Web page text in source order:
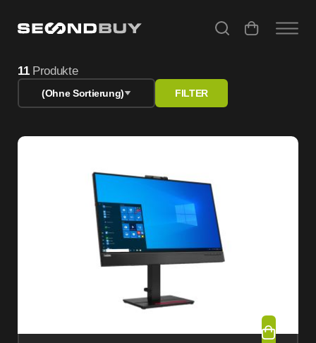
11Produkte
(Ohne Sortierung) FILTER